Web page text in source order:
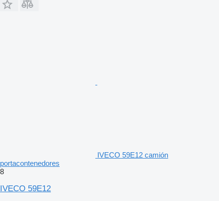
IVECO 59E12 camión
portacontenedores
8
IVECO 59E12